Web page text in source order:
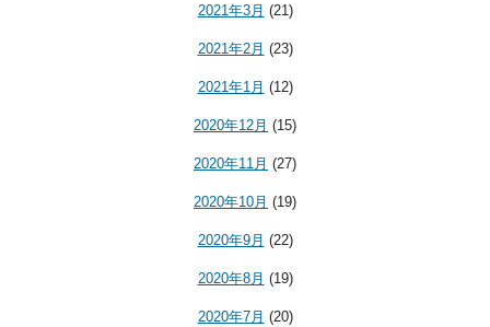
2021年3月 (21)
2021年2月 (23)
2021年1月 (12)
2020年12月 (15)
2020年11月 (27)
2020年10月 (19)
2020年9月 (22)
2020年8月 (19)
2020年7月 (20)